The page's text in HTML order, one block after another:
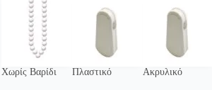
Χωρίς Βαρίδι Πλαστικό Ακρυλικό